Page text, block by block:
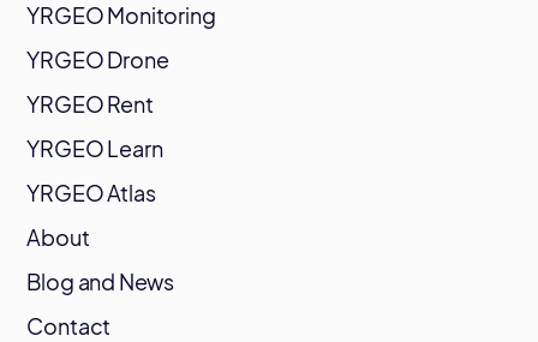
YRGEO Monitoring
YRGEO Drone
YRGEO Rent
YRGEO Learn
YRGEO Atlas
About
Blog and News
Contact